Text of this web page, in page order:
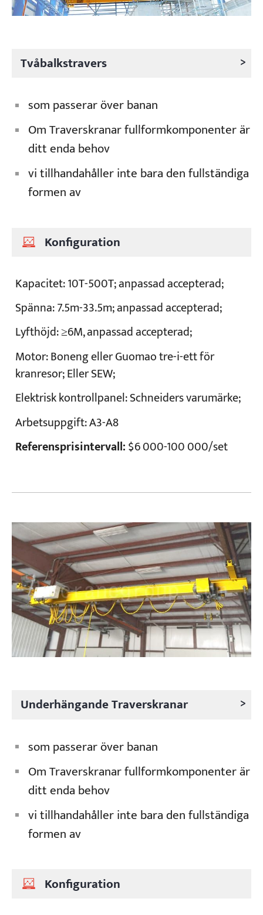
Tvåbalkstravers >
som passerar över banan
Om Traverskranar fullformkomponenter är
ditt enda behov
vi tillhandahåller inte bara den fullständiga
formen av
Konfiguration
Kapacitet:10T-500T; anpassad accepterad;
Spänna:7.5m-33.5m; anpassad accepterad;
Lyfthöjd:≥6M, anpassad accepterad;
Motor:Boneng eller Guomao tre-i-ett för
kranresor; Eller SEW;
Elektrisk kontrollpanel:Schneiders varumärke;
Arbetsuppgift:A3-A8
Referensprisintervall:$6 000-100 000/set
Underhängande Traverskranar >
som passerar över banan
Om Traverskranar fullformkomponenter är
ditt enda behov
vi tillhandahåller inte bara den fullständiga
formen av
Konfiguration